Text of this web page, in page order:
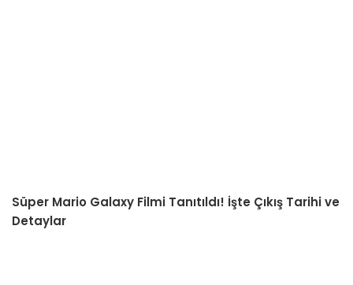
Süper Mario Galaxy Filmi Tanıtıldı! İşte Çıkış Tarihi ve
Detaylar